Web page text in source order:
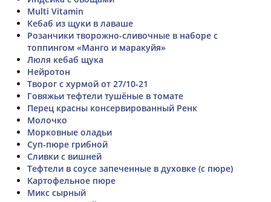
Multi Vitamin
Кебаб из щуки в лаваше
Розанчики творожно-сливочные в наборе с
топпингом «Манго и маракуйя»
Люля кебаб щука
Нейротон
Творог с хурмой от 27/10-21
Говяжьи тефтели тушёные в томате
Перец красны консервированный Ренк
Молочко
Морковные оладьи
Суп-пюре грибной
Сливки с вишней
Тефтели в соусе запеченные в духовке (с пюре)
Картофельное пюре
Микс сырный